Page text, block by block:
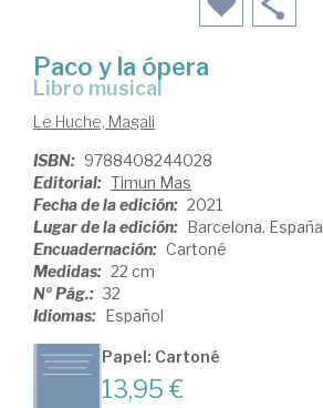
Paco y la ópera
Libro musical
Le Huche, Magali
ISBN: 9788408244028
Editorial: Timun Mas
Fecha de la edición: 2021
Lugar de la edición: Barcelona. España
Encuadernación: Cartoné
Medidas: 22 cm
Nº Pág.: 32
Idiomas: Español
Papel: Cartoné
13,95 €